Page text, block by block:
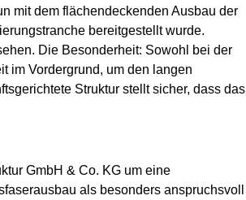
mit dem flächendeckenden Ausbau der
bereitgestellt wurde.
Die Besonderheit: Sowohl bei der
im Vordergrund, um den langen
Struktur stellt sicher, dass das
GmbH & Co. KG um eine
als besonders anspruchsvoll